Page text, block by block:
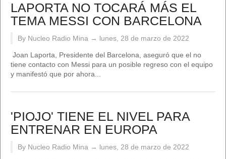
LAPORTA NO TOCARÁ MÁS EL
TEMA MESSI CON BARCELONA
By Nucleo Radio Mina → lunes, 28 de marzo de 2022
Joan Laporta, Presidente del Barcelona, aseguró que el no
tiene contacto con Messi para un posible regreso con el equipo
y manifestó que por ahora...
'PIOJO' TIENE EL NIVEL PARA
ENTRENAR EN EUROPA
By Nucleo Radio Mina → lunes, 28 de marzo de 2022